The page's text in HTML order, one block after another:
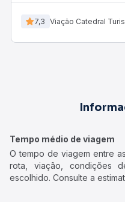
7,3 Viação Catedral
Tempo médio de viagem
O tempo de viagem entre
rota, viação, condições
escolhido. Consulte a